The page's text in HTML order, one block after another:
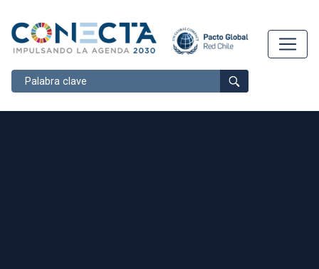
Buscar